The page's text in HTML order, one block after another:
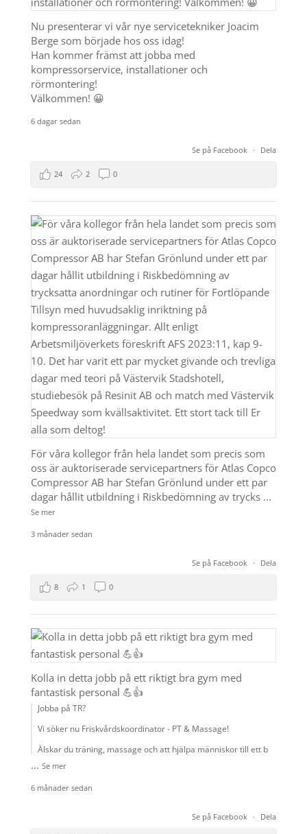
Nu presenterar vi vår nye servicetekniker Joacim
Berge som började hos oss idag!
Han kommer främst att jobba med
kompressorservice, installationer och
rörmontering!
Välkommen! 😀
6 dagar sedan
Se på Facebook · Dela
24 2 0
För våra kollegor från hela landet som precis som
oss är auktoriserade servicepartners för Atlas Copco
Compressor AB har Stefan Grönlund under ett par
dagar hållit utbildning i Riskbedömning av trycks ...
Se mer
3 månader sedan
Se på Facebook · Dela
8 1 0
Kolla in detta jobb på ett riktigt bra gym med
fantastisk personal 💪👍
Jobba på TR?
Vi söker nu Friskvårdskoordinator - PT & Massage!
Älskar du träning, massage och att hjälpa människor till ett b
... Se mer
6 månader sedan
Se på Facebook · Dela